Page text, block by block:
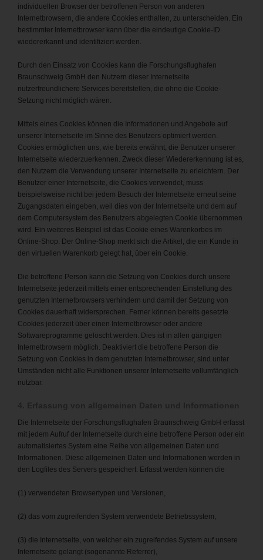
individuellen Browser der betroffenen Person von anderen
Internetbrowsern, die andere Cookies enthalten, zu unterscheiden. Ein
bestimmter Internetbrowser kann über die eindeutige Cookie-ID
wiedererkannt und identifiziert werden.
Durch den Einsatz von Cookies kann die Forschungsflughafen
Braunschweig GmbH den Nutzern dieser Internetseite
nutzerfreundlichere Services bereitstellen, die ohne die Cookie-
Setzung nicht möglich wären.
Mittels eines Cookies können die Informationen und Angebote auf
unserer Internetseite im Sinne des Benutzers optimiert werden.
Cookies ermöglichen uns, wie bereits erwähnt, die Benutzer unserer
Internetseite wiederzuerkennen. Zweck dieser Wiedererkennung ist es,
den Nutzern die Verwendung unserer Internetseite zu erleichtern. Der
Benutzer einer Internetseite, die Cookies verwendet, muss
beispielsweise nicht bei jedem Besuch der Internetseite erneut seine
Zugangsdaten eingeben, weil dies von der Internetseite und dem auf
dem Computersystem des Benutzers abgelegten Cookie übernommen
wird. Ein weiteres Beispiel ist das Cookie eines Warenkorbes im
Online-Shop. Der Online-Shop merkt sich die Artikel, die ein Kunde in
den virtuellen Warenkorb gelegt hat, über ein Cookie.
Die betroffene Person kann die Setzung von Cookies durch unsere
Internetseite jederzeit mittels einer entsprechenden Einstellung des
genutzten Internetbrowsers verhindern und damit der Setzung von
Cookies dauerhaft widersprechen. Ferner können bereits gesetzte
Cookies jederzeit über einen Internetbrowser oder andere
Softwareprogramme gelöscht werden. Dies ist in allen gängigen
Internetbrowsern möglich. Deaktiviert die betroffene Person die
Setzung von Cookies in dem genutzten Internetbrowser, sind unter
Umständen nicht alle Funktionen unserer Internetseite vollumfänglich
nutzbar.
Die Internetseite der Forschungsflughafen Braunschweig GmbH erfasst
mit jedem Aufruf der Internetseite durch eine betroffene Person oder ein
automatisiertes System eine Reihe von allgemeinen Daten und
Informationen. Diese allgemeinen Daten und Informationen werden in
den Logfiles des Servers gespeichert. Erfasst werden können die
(1) verwendeten Browsertypen und Versionen,
(2) das vom zugreifenden System verwendete Betriebssystem,
(3) die Internetseite, von welcher ein zugreifendes System auf unsere
Internetseite gelangt (sogenannte Referrer),